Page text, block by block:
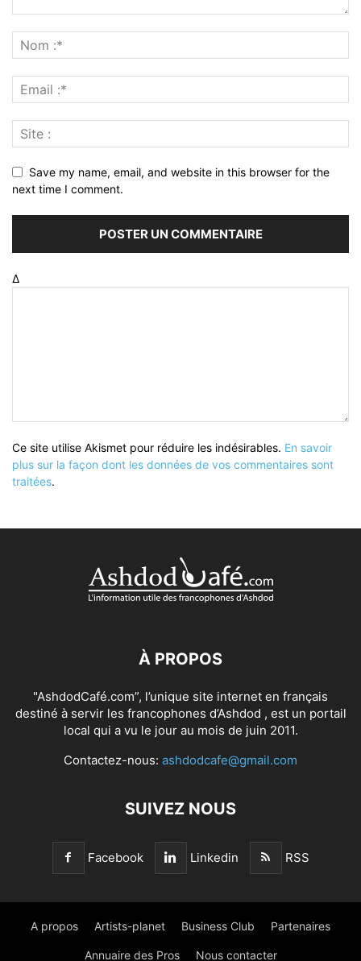
Save my name, email, and website in this browser for the
next time I comment.
Δ
Ce site utilise Akismet pour réduire les indésirables. En savoir
plus sur la façon dont les données de vos commentaires sont
traitées.
À PROPOS
"AshdodCafé.com”, l’unique site internet en français
destiné à servir les francophones d’Ashdod , est un portail
local qui a vu le jour au mois de juin 2011.
Contactez-nous: ashdodcafe@gmail.com
SUIVEZ NOUS
Facebook Linkedin RSS
A propos Artists-planet Business Club Partenaires
Annuaire des Pros Nous contacter